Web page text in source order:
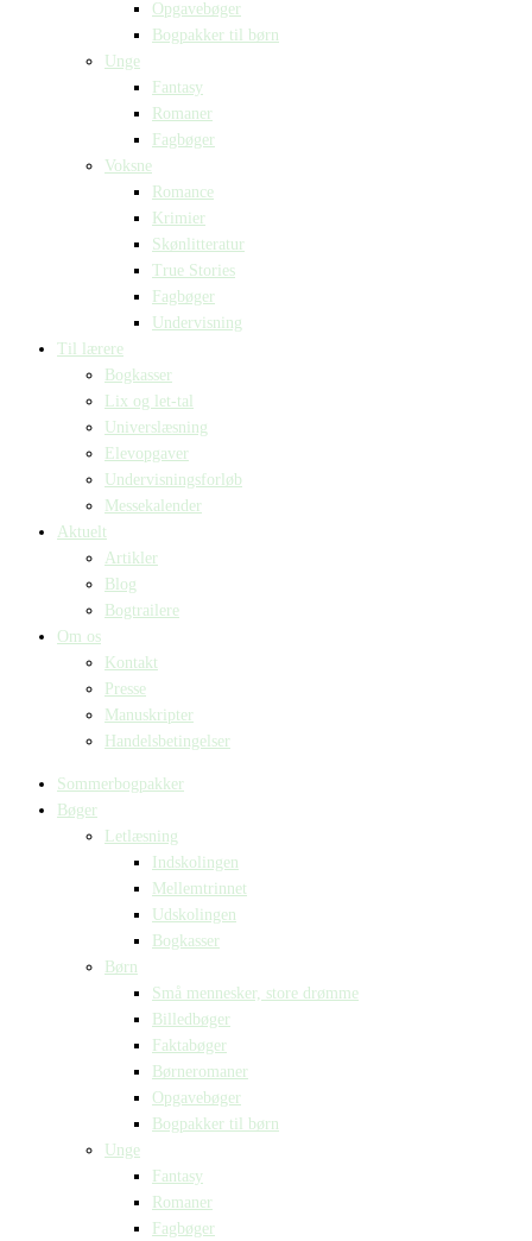
Opgavebøger
Bogpakker til børn
Unge
Fantasy
Romaner
Fagbøger
Voksne
Romance
Krimier
Skønlitteratur
True Stories
Fagbøger
Undervisning
Til lærere
Bogkasser
Lix og let-tal
Universlæsning
Elevopgaver
Undervisningsforløb
Messekalender
Aktuelt
Artikler
Blog
Bogtrailere
Om os
Kontakt
Presse
Manuskripter
Handelsbetingelser
Sommerbogpakker
Bøger
Letlæsning
Indskolingen
Mellemtrinnet
Udskolingen
Bogkasser
Børn
Små mennesker, store drømme
Billedbøger
Faktabøger
Børneromaner
Opgavebøger
Bogpakker til børn
Unge
Fantasy
Romaner
Fagbøger